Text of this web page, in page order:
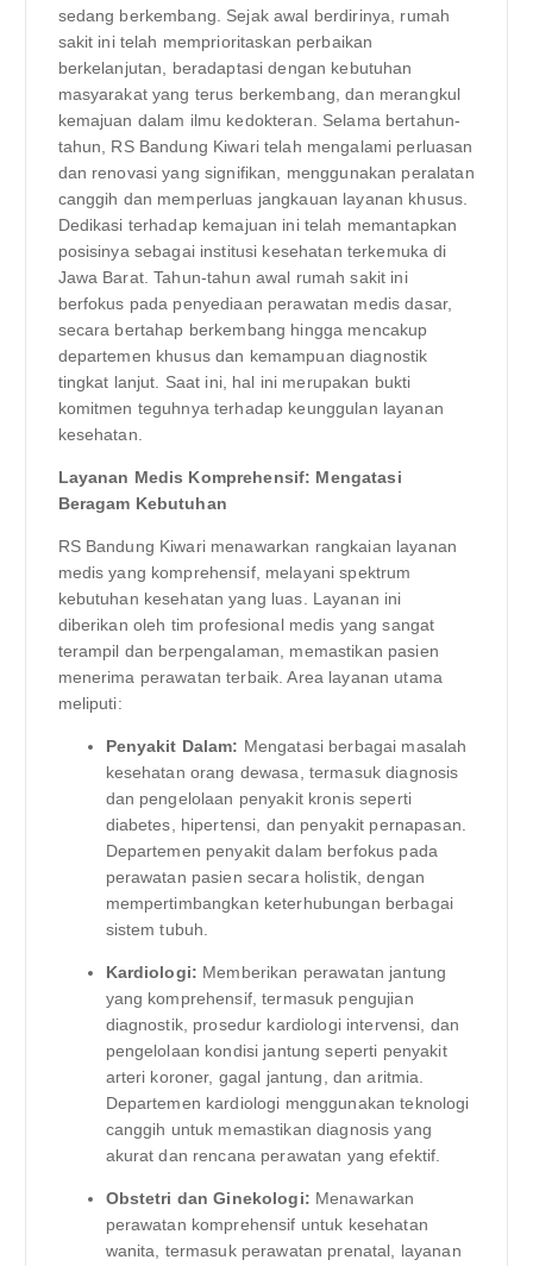
sedang berkembang. Sejak awal berdirinya, rumah
sakit ini telah memprioritaskan perbaikan
berkelanjutan, beradaptasi dengan kebutuhan
masyarakat yang terus berkembang, dan merangkul
kemajuan dalam ilmu kedokteran. Selama bertahun-
tahun, RS Bandung Kiwari telah mengalami perluasan
dan renovasi yang signifikan, menggunakan peralatan
canggih dan memperluas jangkauan layanan khusus.
Dedikasi terhadap kemajuan ini telah memantapkan
posisinya sebagai institusi kesehatan terkemuka di
Jawa Barat. Tahun-tahun awal rumah sakit ini
berfokus pada penyediaan perawatan medis dasar,
secara bertahap berkembang hingga mencakup
departemen khusus dan kemampuan diagnostik
tingkat lanjut. Saat ini, hal ini merupakan bukti
komitmen teguhnya terhadap keunggulan layanan
kesehatan.
Layanan Medis Komprehensif: Mengatasi
Beragam Kebutuhan
RS Bandung Kiwari menawarkan rangkaian layanan
medis yang komprehensif, melayani spektrum
kebutuhan kesehatan yang luas. Layanan ini
diberikan oleh tim profesional medis yang sangat
terampil dan berpengalaman, memastikan pasien
menerima perawatan terbaik. Area layanan utama
meliputi:
Penyakit Dalam: Mengatasi berbagai masalah
kesehatan orang dewasa, termasuk diagnosis
dan pengelolaan penyakit kronis seperti
diabetes, hipertensi, dan penyakit pernapasan.
Departemen penyakit dalam berfokus pada
perawatan pasien secara holistik, dengan
mempertimbangkan keterhubungan berbagai
sistem tubuh.
Kardiologi: Memberikan perawatan jantung
yang komprehensif, termasuk pengujian
diagnostik, prosedur kardiologi intervensi, dan
pengelolaan kondisi jantung seperti penyakit
arteri koroner, gagal jantung, dan aritmia.
Departemen kardiologi menggunakan teknologi
canggih untuk memastikan diagnosis yang
akurat dan rencana perawatan yang efektif.
Obstetri dan Ginekologi: Menawarkan
perawatan komprehensif untuk kesehatan
wanita, termasuk perawatan prenatal, layanan